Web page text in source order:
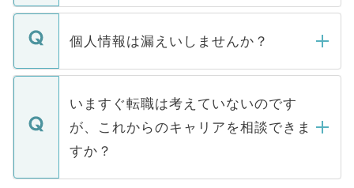
ません。
■応募殺到を避けるため 人気のある医療機
関を公にしてしまうと、応募が殺到する場
に、医療機関が求める条件に合った人材の
みを人材紹介会社に依頼するケースが増え
ています。
転職・入職を強要することは一切ありませ
ん。また、仮に応募先から内定をいただい
定を承諾する必要はありません。内定先へ
の辞退の連絡はキャリアパートナーが行い
個人情報は漏えいしませんか？
個人情報が漏えいすることはありませんの
で、ご安心ください。当サイトからの登録
などで収集したご登録者様の個人情報は、
ご本人のキャリアアップおよび転職活動の
支援を目的に使用いたします。お預かりし
ているすべての個人データはご本人の許可
いますぐ転職は考えていないのです
が、これからのキャリアを相談できま
すか？